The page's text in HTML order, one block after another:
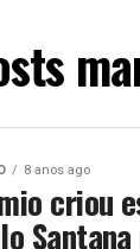
8 anos ago
criou